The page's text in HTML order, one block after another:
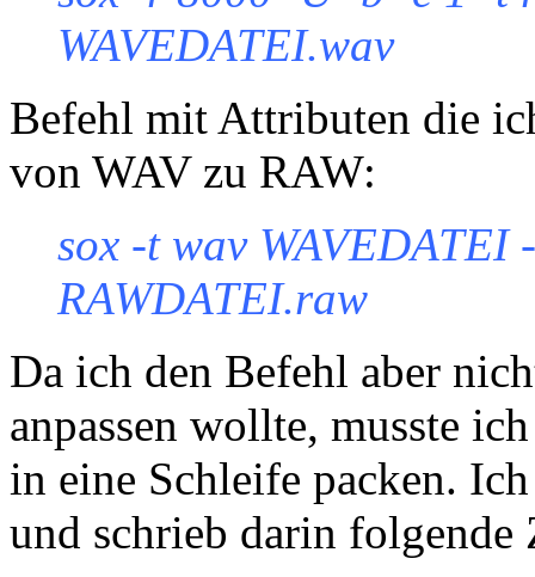
WAVEDATEI.wav
Befehl mit Attributen die
von WAV zu RAW:
sox -t wav
RAWDATEI.raw
Da ich den Befehl aber
anpassen wollte, musste
in eine Schleife packen.
und schrieb darin folgende